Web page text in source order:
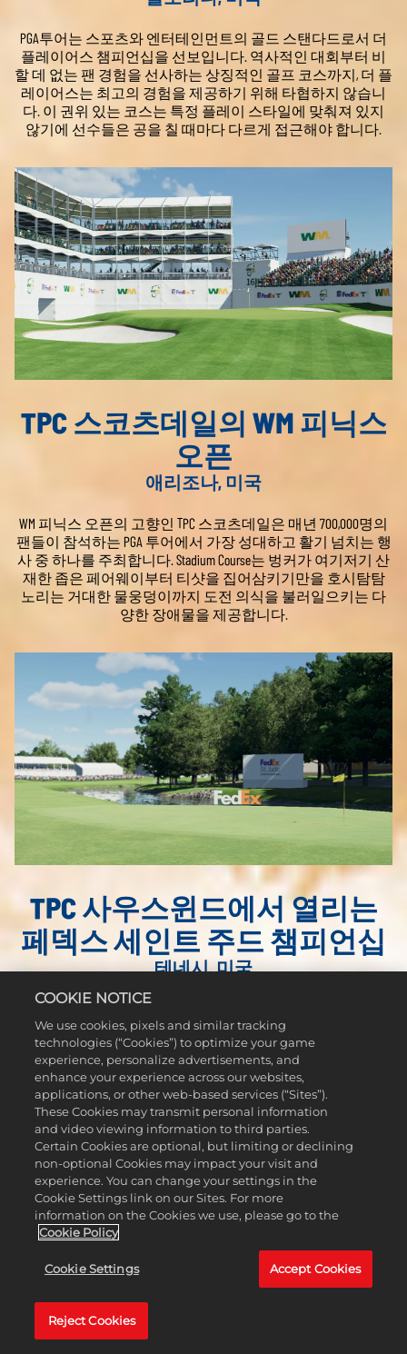
PGA투어는 스포츠와 엔터테인먼트의 골드 스탠다드로서 더
플레이어스 챔피언십을 선보입니다. 역사적인 대회부터 비
할 데 없는 팬 경험을 선사하는 상징적인 골프 코스까지, 더 플
레이어스는 최고의 경험을 제공하기 위해 타협하지 않습니
다. 이 권위 있는 코스는 특정 플레이 스타일에 맞춰져 있지
않기에 선수들은 공을 칠 때마다 다르게 접근해야 합니다.
TPC 스코츠데일의 WM 피닉스
오픈
애리조나, 미국
WM 피닉스 오픈의 고향인 TPC 스코츠데일은 매년 700,000명의
팬들이 참석하는 PGA 투어에서 가장 성대하고 활기 넘치는 행
사 중 하나를 주최합니다. Stadium Course는 벙커가 여기저기 산
재한 좁은 페어웨이부터 티샷을 집어삼키기만을 호시탐탐
노리는 거대한 물웅덩이까지 도전 의식을 불러일으키는 다
양한 장애물을 제공합니다.
TPC 사우스윈드에서 열리는
페덱스 세인트 주드 챔피언십
테네시, 미국
클럽 선택과 티에서의 정확성을 중시하는 도그레그 홀이 많
은 TPC 사우스윈드는 사상가들의 코스입니다. 페덱스 세인트
주드 챔피언십만큼 쟁쟁한 경쟁자와 스릴 넘치는 플레이, 자
선 행사에 대한 헌신이 돋보이는 대회는 없습니다.
COOKIE NOTICE
We use cookies, pixels and similar tracking
technologies (“Cookies”) to optimize your game
experience, personalize advertisements, and
enhance your experience across our websites,
applications, or other web-based services (“Sites”).
These Cookies may transmit personal information
and video viewing information to third parties.
Certain Cookies are optional, but limiting or declining
non-optional Cookies may impact your visit and
experience. You can change your settings in the
Cookie Settings link on our Sites. For more
information on the Cookies we use, please go to the
Cookie Policy
Cookie Settings Accept Cookies
Reject Cookies